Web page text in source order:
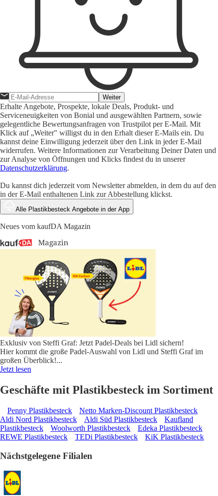
Weiter
Erhalte Angebote, Prospekte, lokale Deals, Produkt- und
Serviceneuigkeiten von Bonial und ausgewählten Partnern, sowie
gelegentliche Bewertungsanfragen von Trustpilot per E-Mail. Mit
Klick auf „Weiter" willigst du in den Erhalt dieser E-Mails ein. Du
kannst deine Einwilligung jederzeit über den Link in jeder E-Mail
widerrufen. Weitere Informationen zur Verarbeitung Deiner Daten und
zur Analyse von Öffnungen und Klicks findest du in unserer
Datenschutzerklärung.
Du kannst dich jederzeit vom Newsletter abmelden, in dem du auf den
in der E-Mail enthaltenen Link zur Abbestellung klickst.
Alle Plastikbesteck Angebote in der App
Neues vom kaufDA Magazin
Exklusiv von Steffi Graf: Jetzt Padel-Deals bei Lidl sichern!
Hier kommt die große Padel-Auswahl von Lidl und Steffi Graf im
großen Überblick!...
Jetzt lesen
Geschäfte mit Plastikbesteck im Sortiment
Penny Plastikbesteck
Netto Marken-Discount Plastikbesteck
Aldi Nord Plastikbesteck
Aldi Süd Plastikbesteck
Kaufland
Plastikbesteck
Woolworth Plastikbesteck
Edeka Plastikbesteck
REWE Plastikbesteck
TEDi Plastikbesteck KiK Plastikbesteck
Nächstgelegene Filialen